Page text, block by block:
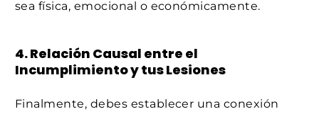
sea física, emocional o económicamente.
4. Relación Causal entre el
Incumplimiento y tus Lesiones
Finalmente, debes establecer una conexión